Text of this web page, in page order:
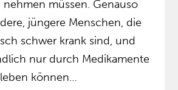
nehmen müssen. Genauso
jüngere Menschen, die
schwer krank sind, und
nur durch Medikamente
können…